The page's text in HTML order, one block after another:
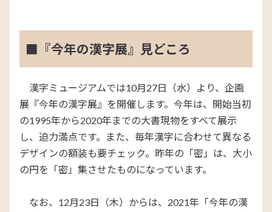
■『今年の漢字展』見どころ
漢字ミュージアムでは10月27日（水）より、企画
展『今年の漢字展』を開催します。今年は、開始当初
の1995年から2020年までの大書現物をすべて展示
し、迫力満点です。また、毎年漢字に合わせて異なる
デザインの額装も要チェック。昨年の「密」は、大小
の円を「密」集させたものになっています。
なお、12月23日（木）からは、2021年「今年の漢